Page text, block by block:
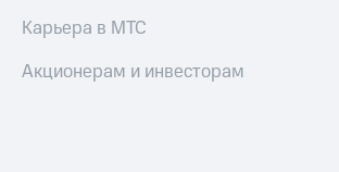
Карьера в МТС
Акционерам и инвесторам